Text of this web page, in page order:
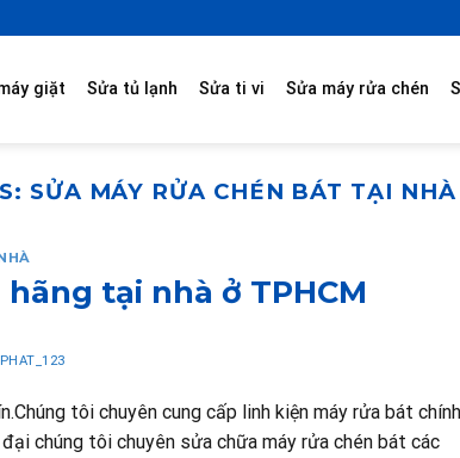
giặt Sửa tủ lạnh Sửa ti vi Sửa máy rửa chén
SỬA MÁY RỬA CHÉN BÁT TẠI NHÀ
tại nhà ở TPHCM
tôi chuyên cung cấp linh kiện máy rửa bát chính
chúng tôi chuyên sửa chữa máy rửa chén bát các